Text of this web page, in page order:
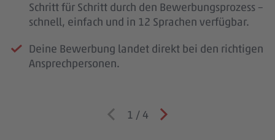
Schritt für Schritt durch den Bewerbungsprozess –
schnell, einfach und in 12 Sprachen verfügbar.
Deine Bewerbung landet direkt bei den richtigen
Ansprechpersonen.
1 / 4